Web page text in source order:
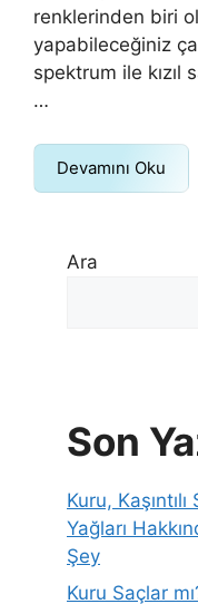
renklerinden biri
yapabileceğiniz
spektrum ile kızıl
…
Devamını Oku
Ara
Son
Kuru,
Yağları
Şey
Kuru Saçlar